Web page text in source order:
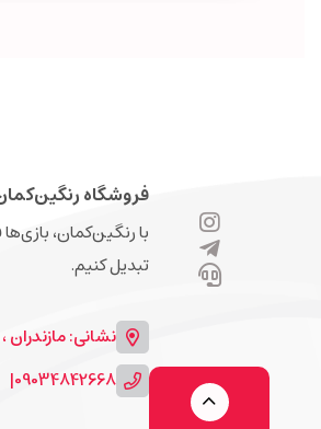
فروشگاه
با رنگین‌کمان،
تبدیل کنیم.
نشانی: مازندران ،
09034842668
|